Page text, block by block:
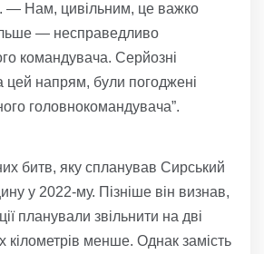
— Нам, цивільним, це важко
— несправедливо
командувача. Серйозні
цей напрям, були погоджені
головнокомандувача”.
битв, яку спланував Сирський
у 2022-му. Пізніше він визнав,
планували звільнити на дві
кілометрів менше. Однак замість